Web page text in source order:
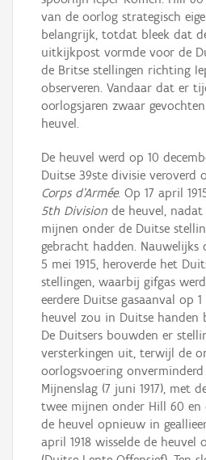
van de oorlog strategisch
belangrijk, totdat bleek dat
uitkijkpost vormde voor de
de Britse stellingen richting
observeren. Vandaar dat er
oorlogsjaren zwaar
heuvel.
De heuvel werd op 10
Duitse 39ste divisie veroverd
Corps d’Armée. Op 17 april
5th Division de heuvel,
mijnen onder de Duitse
gebracht hadden. Nauwelijks
5 mei 1915, heroverde het
stellingen, waarbij gifgas
eerdere Duitse gasaanval op
heuvel zou in Duitse handen
De Duitsers bouwden er
versterkingen uit, terwijl de
oorlogsvoering
Mijnenslag (7 juni 1917), met
twee mijnen onder Hill 60 en
de heuvel opnieuw in
april 1918 wisselde de